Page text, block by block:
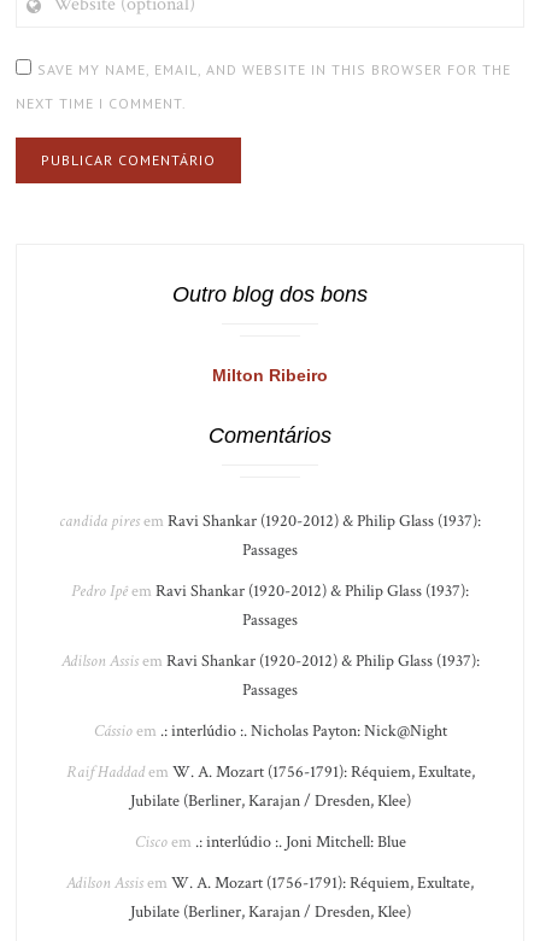
(OPTIONAL)
SAVE MY NAME, EMAIL, AND WEBSITE IN THIS BROWSER FOR THE
NEXT TIME I COMMENT.
Outro blog dos bons
Milton Ribeiro
Comentários
candida piresem Ravi Shankar (1920-2012) & Philip Glass (1937):
Passages
Pedro Ipêem Ravi Shankar (1920-2012) & Philip Glass (1937):
Passages
Adilson Assisem Ravi Shankar (1920-2012) & Philip Glass (1937):
Passages
Cássioem .: interlúdio :. Nicholas Payton: Nick@Night
Raif Haddadem W. A. Mozart (1756-1791): Réquiem, Exultate,
Jubilate (Berliner, Karajan / Dresden, Klee)
Ciscoem .: interlúdio :. Joni Mitchell: Blue
Adilson Assisem W. A. Mozart (1756-1791): Réquiem, Exultate,
Jubilate (Berliner, Karajan / Dresden, Klee)